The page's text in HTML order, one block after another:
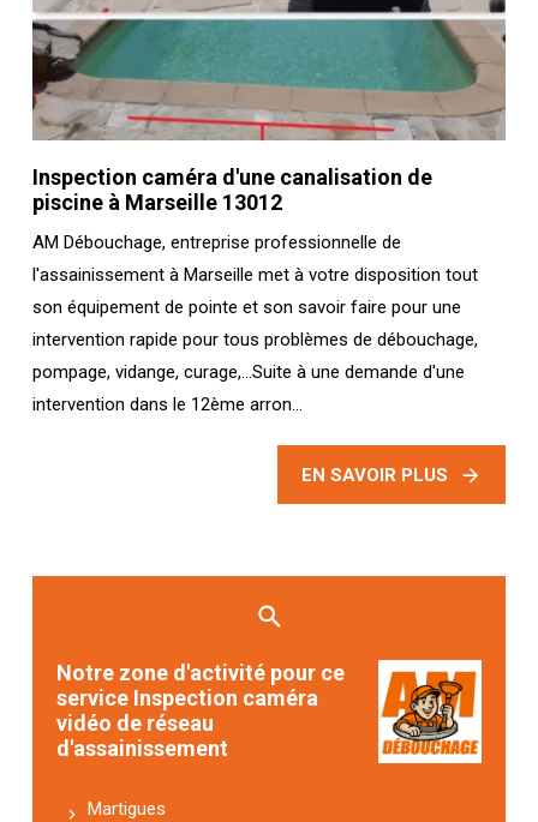
Inspection caméra d'une canalisation de
piscine à Marseille 13012
AM Débouchage, entreprise professionnelle de
l'assainissement à Marseille met à votre disposition tout
son équipement de pointe et son savoir faire pour une
intervention rapide pour tous problèmes de débouchage,
pompage, vidange, curage,...Suite à une demande d'une
intervention dans le 12ème arron...
EN SAVOIR PLUS
Notre zone d'activité pour ce
service Inspection caméra
vidéo de réseau
d'assainissement
Martigues